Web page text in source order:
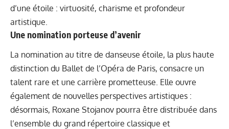
d’une étoile : virtuosité, charisme et profondeur
artistique.
Une nomination porteuse d’avenir
La nomination au titre de danseuse étoile, la plus haute
distinction du Ballet de l’Opéra de Paris, consacre un
talent rare et une carrière prometteuse. Elle ouvre
également de nouvelles perspectives artistiques :
désormais, Roxane Stojanov pourra être distribuée dans
l’ensemble du grand répertoire classique et